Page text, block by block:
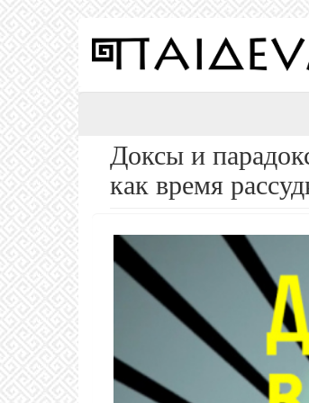
Перейти
основному
содержанию
Доксы и
как время